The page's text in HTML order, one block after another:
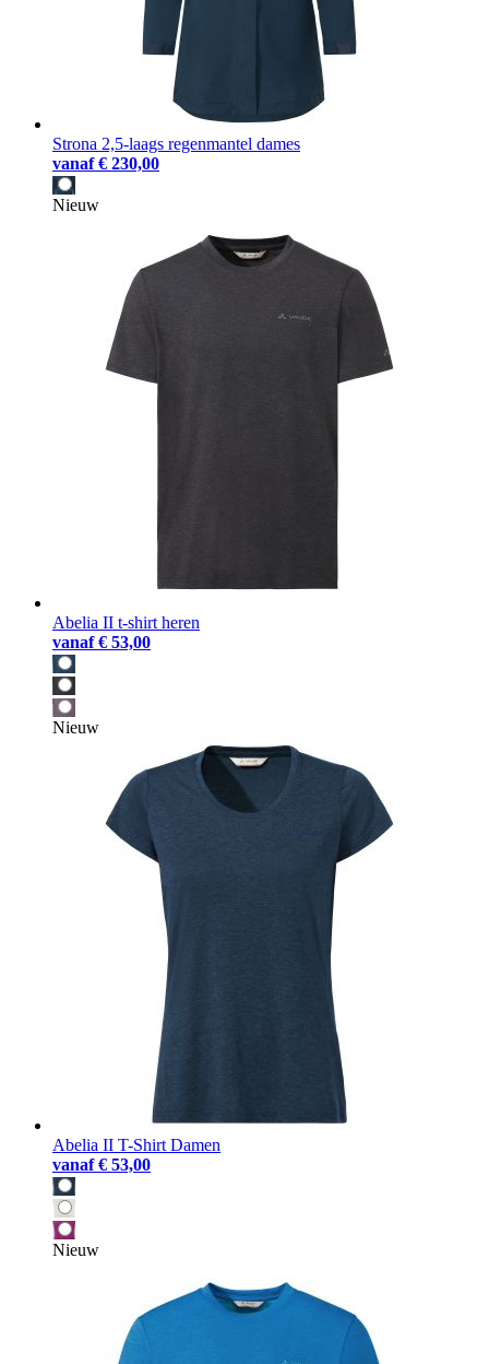
Strona 2,5-laags regenmantel dames
vanaf € 230,00
Nieuw
Abelia II t-shirt heren
vanaf € 53,00
Nieuw
Abelia II T-Shirt Damen
vanaf € 53,00
Nieuw